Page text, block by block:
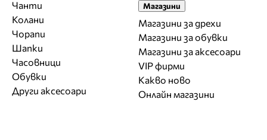
Чанти
Колани
Чорапи
Шапки
Часовници
Обувки
Други аксесоари
Магазини
Магазини за дрехи
Магазини за обувки
Магазини за aксесоари
VIP фирми
Какво ново
Онлайн магазини